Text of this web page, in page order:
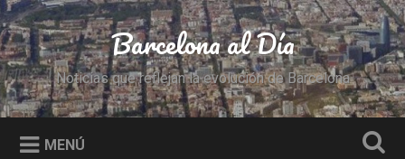
Saltar
al
contenido
Buscar Barcelona al Día
Noticias que reflejan la evolución de Barcelona
MENÚ